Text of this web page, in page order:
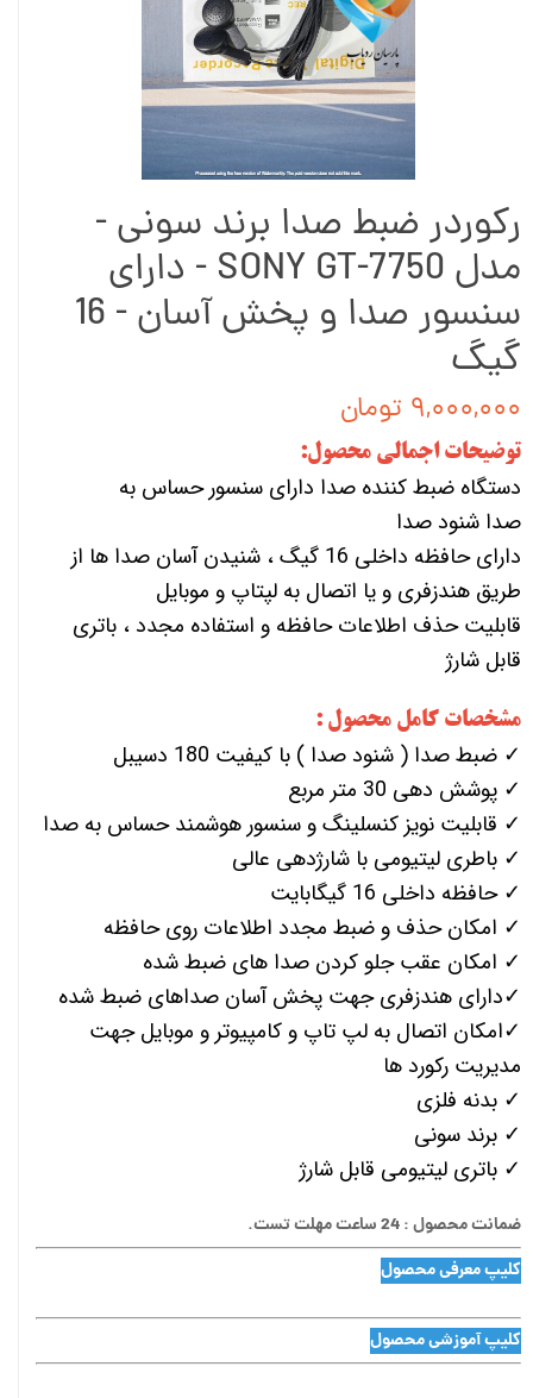
رکوردر ضبط صدا برند سونی -
مدل SONY GT-7750 - دارای
سنسور صدا و پخش آسان - 16
گیگ
۹,۰۰۰,۰۰۰ تومان
توضیحات اجمالی محصول:
دستگاه ضبط کننده صدا دارای سنسور حساس به
صدا شنود صدا
دارای حافظه داخلی 16 گیگ ، شنیدن آسان صدا ها از
طریق هندزفری و یا اتصال به لپتاپ و موبایل
قابلیت حذف اطلاعات حافظه و استفاده مجدد ، باتری
قابل شارژ
مشخصات کامل محصول :
✓ ضبط صدا ( شنود صدا ) با کیفیت 180 دسیبل
✓ پوشش دهی 30 متر مربع
✓ قابلیت نویز کنسلینگ و سنسور هوشمند حساس به صدا
✓ باطری لیتیومی با شارژدهی عالی
✓ حافظه داخلی 16 گیگابایت
✓ امکان حذف و ضبط مجدد اطلاعات روی حافظه
✓ امکان عقب جلو کردن صدا های ضبط شده
✓دارای هندزفری جهت پخش آسان صداهای ضبط شده
✓امکان اتصال به لپ تاپ و کامپیوتر و موبایل جهت
مدیریت رکورد ها
✓ بدنه فلزی
✓ برند سونی
✓ باتری لیتیومی قابل شارژ
ضمانت محصول : 24 ساعت مهلت تست.
کلیپ معرفی محصول
کلیپ آموزشی محصول